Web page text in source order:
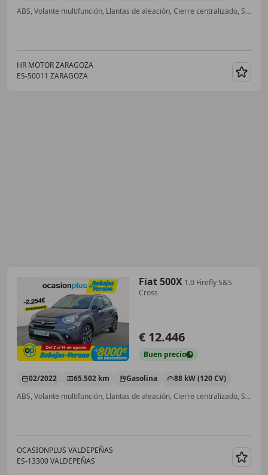
ABS, Volante multifunción, Llantas de aleación, Cierre centralizado, Start/Stop automático, Faros antiniebla, Control de velocidad, Bluetooth
HR MOTOR ZARAGOZA
ES-50011 ZARAGOZA
Fiat 500X 1.0 Firefly S&S
Cross
€ 12.446
Buen precio
02/2022 65.502 km Gasolina
88 kW (120 CV)
ABS, Volante multifunción, Llantas de aleación, Cierre centralizado, Start/Stop automático, Faros antiniebla, Control de velocidad, Bluetooth
OCASIONPLUS VALDEPEÑAS
ES-13300 VALDEPEÑAS